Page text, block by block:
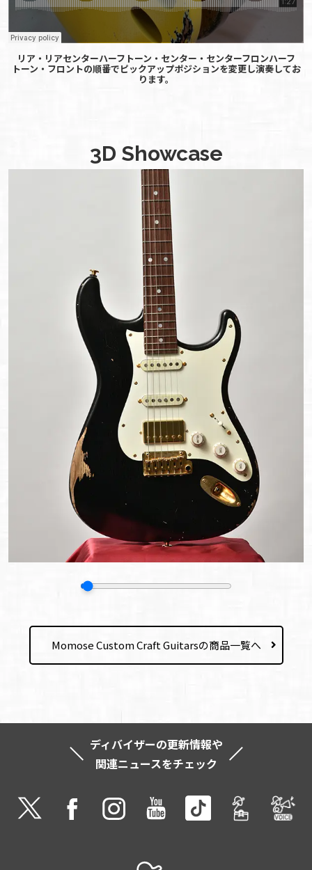
リア・リアセンターハーフトーン・センター・センターフロンハーフ
トーン・フロントの順番でピックアップポジションを変更し演奏してお
ります。
3D Showcase
Momose Custom Craft Guitarsの商品一覧へ
ディバイザーの更新情報や
関連ニュースをチェック